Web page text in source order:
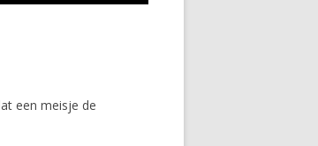
een meisje de